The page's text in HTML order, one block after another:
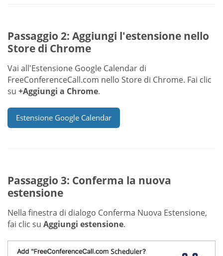
Passaggio 2: Aggiungi l'estensione nello
Store di Chrome
Vai all'Estensione Google Calendar di
FreeConferenceCall.com nello Store di Chrome. Fai clic
su +Aggiungi a Chrome.
Estensione Google Calendar
Passaggio 3: Conferma la nuova
estensione
Nella finestra di dialogo Conferma Nuova Estensione,
fai clic su Aggiungi estensione.